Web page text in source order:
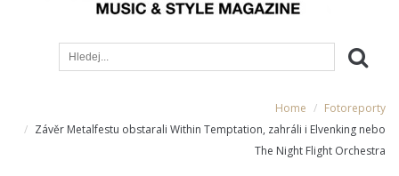
Home
Fotoreporty
Závěr Metalfestu obstarali Within Temptation, zahráli i Elvenking nebo
The Night Flight Orchestra